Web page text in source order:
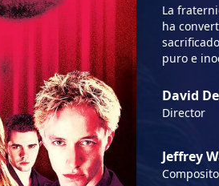
La
ha
puro e
David
Director
Jeffrey